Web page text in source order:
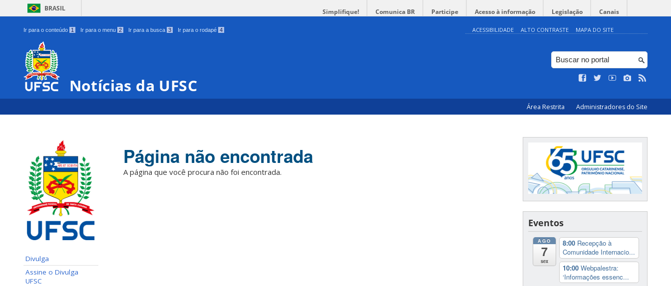
BRASIL Simplifique! Comunica BR Participe Acesso à informação Legislação Canais
Ir para o conteúdo 1 Ir para o menu 2 Ir para a busca 3 Ir para o rodapé 4 ACESSIBILIDADE ALTO CONTRASTE MAPA DO SITE
Notícias da UFSC
Área Restrita Administradores do Site
Divulga
Assine o Divulga
UFSC
Página não encontrada
A página que você procura não foi encontrada.
Eventos
AGO
7
sex
8:00 Recepção à
Comunidade Internacio...
10:00 Webpalestra:
‘Informações essenc...